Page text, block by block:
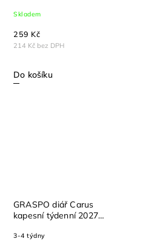
Skladem
214 Kč bez DPH
259 Kč
Do košíku
GRASPO diář Carus
kapesní týdenní 2027
3-4 týdny